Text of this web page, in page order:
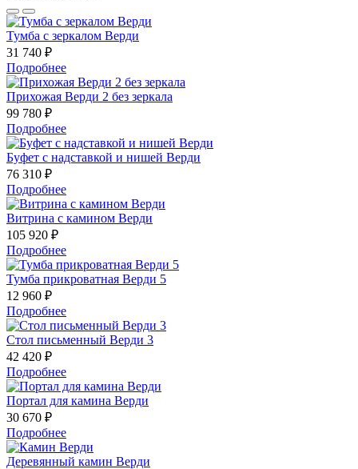
Тумба с зеркалом Верди
31 740 ₽
Подробнее
Прихожая Верди 2 без зеркала
99 780 ₽
Подробнее
Буфет с надставкой и нишей Верди
76 310 ₽
Подробнее
Витрина с камином Верди
105 920 ₽
Подробнее
Тумба прикроватная Верди 5
12 960 ₽
Подробнее
Стол письменный Верди 3
42 420 ₽
Подробнее
Портал для камина Верди
30 670 ₽
Подробнее
Деревянный камин Верди